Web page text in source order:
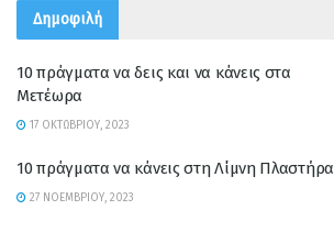
Δημοφιλή
10 πράγματα να δεις και να κάνεις στα
Μετέωρα
17 ΟΚΤΩΒΡΊΟΥ, 2023
10 πράγματα να κάνεις στη Λίμνη Πλαστήρα
27 ΝΟΕΜΒΡΊΟΥ, 2023